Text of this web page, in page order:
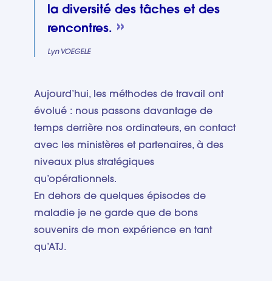
la diversité des tâches et des
rencontres.
Lyn VOEGELE
Aujourd’hui, les méthodes de travail ont
évolué : nous passons davantage de
temps derrière nos ordinateurs, en contact
avec les ministères et partenaires, à des
niveaux plus stratégiques
qu’opérationnels.
En dehors de quelques épisodes de
maladie je ne garde que de bons
souvenirs de mon expérience en tant
qu’ATJ.